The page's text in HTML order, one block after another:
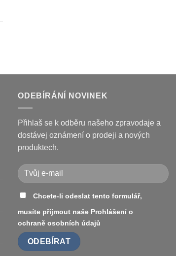
ODEBÍRÁNÍ NOVINEK
Přihlaš se k odběru našeho zpravodaje a
dostávej oznámení o prodeji a nových
produktech.
Chcete-li odeslat tento formulář,
musíte přijmout naše Prohlášení o
ochraně osobních údajů